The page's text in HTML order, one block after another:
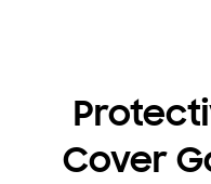
Cover